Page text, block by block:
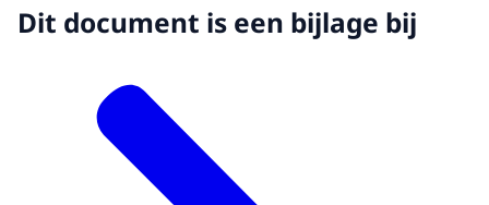
Dit document is een bijlage bij